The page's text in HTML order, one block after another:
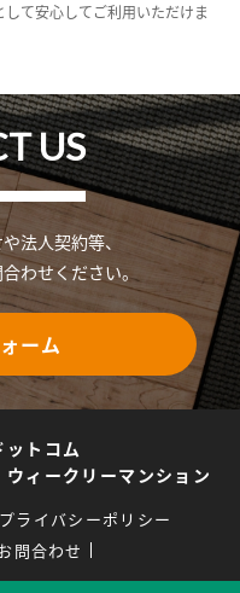
て安心してご利用いただけま
US
法人契約等、
わせください。
ーム
トコム
ィークリーマンション
プライバシーポリシー
問合わせ